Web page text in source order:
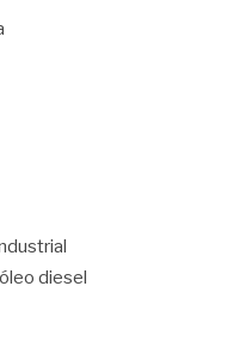
diesel